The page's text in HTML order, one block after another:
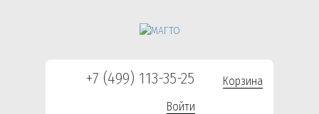
+7 (499) 113-35-25
Корзина
Войти